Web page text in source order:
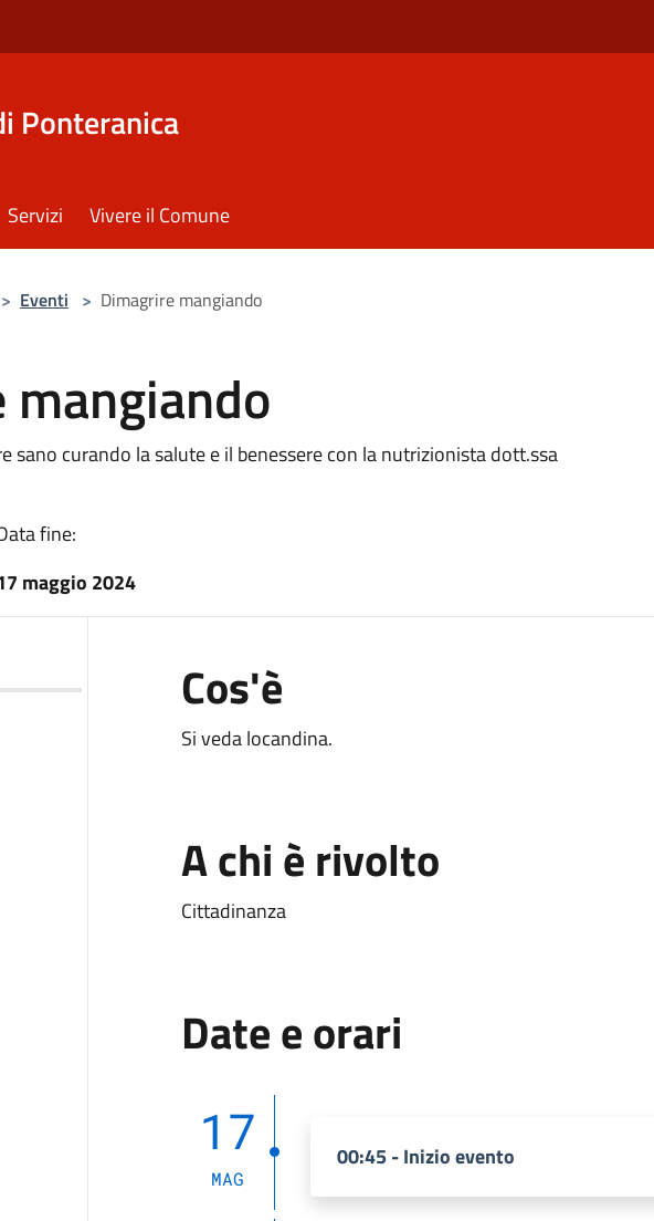
Ponteranica
Servizi Vivere il Comune
> Eventi > Dimagrire mangiando
sano curando la salute e il benessere con la nutrizionista dott.ssa
fine:
maggio 2024
Cos'è
Si veda locandina.
A chi è rivolto
Cittadinanza
Date e orari
17
MAG
00:45 - Inizio evento